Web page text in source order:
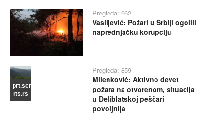
Pregleda: 962
Vasiljević: Požari u Srbiji ogolili
naprednjačku korupciju
prt.scr
rts.rs
Pregleda: 859
Milenković: Aktivno devet
požara na otvorenom, situacija
u Deliblatskoj peščari
povoljnija